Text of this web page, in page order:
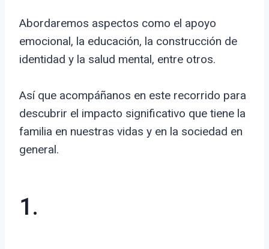
Abordaremos aspectos como el apoyo
emocional, la educación, la construcción de
identidad y la salud mental, entre otros.
Así que acompáñanos en este recorrido para
descubrir el impacto significativo que tiene la
familia en nuestras vidas y en la sociedad en
general.
1.